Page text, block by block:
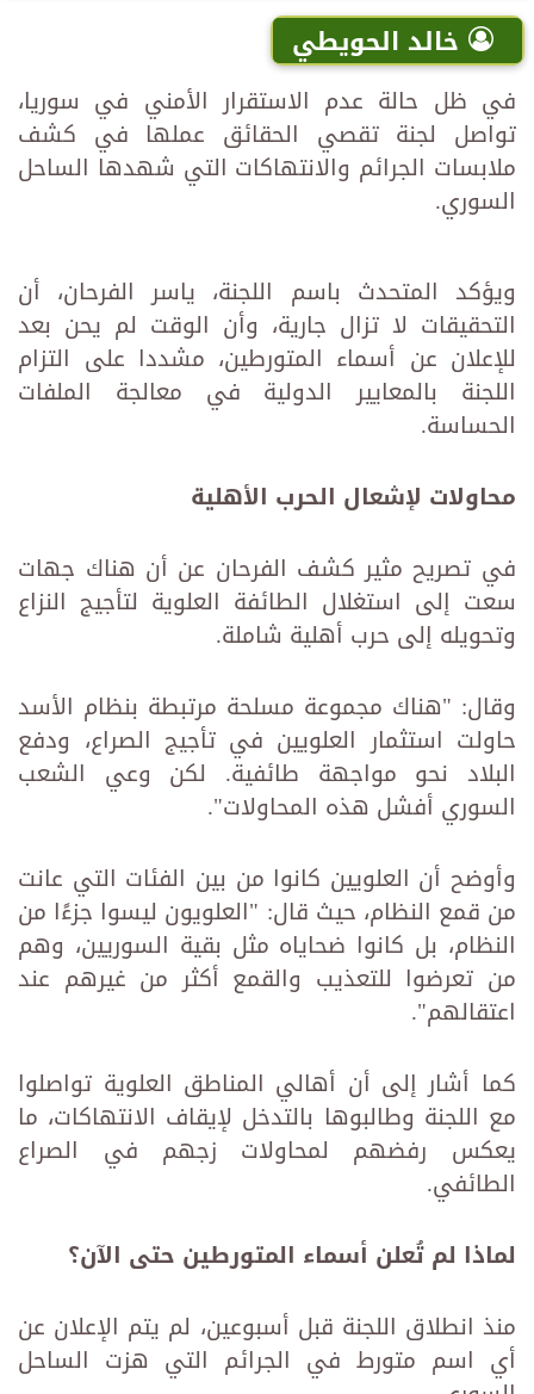
خالد الحويطي
في ظل حالة عدم الاستقرار الأمني في سوريا،
تواصل لجنة تقصي الحقائق عملها في كشف
ملابسات الجرائم والانتهاكات التي شهدها الساحل
السوري.
ويؤكد المتحدث باسم اللجنة، ياسر الفرحان، أن
التحقيقات لا تزال جارية، وأن الوقت لم يحن بعد
للإعلان عن أسماء المتورطين، مشددا على التزام
اللجنة بالمعايير الدولية في معالجة الملفات
الحساسة.
محاولات لإشعال الحرب الأهلية
في تصريح مثير كشف الفرحان عن أن هناك جهات
سعت إلى استغلال الطائفة العلوية لتأجيج النزاع
وتحويله إلى حرب أهلية شاملة.
وقال: "هناك مجموعة مسلحة مرتبطة بنظام الأسد
حاولت استثمار العلويين في تأجيج الصراع، ودفع
البلاد نحو مواجهة طائفية. لكن وعي الشعب
السوري أفشل هذه المحاولات".
وأوضح أن العلويين كانوا من بين الفئات التي عانت
من قمع النظام، حيث قال: "العلويون ليسوا جزءًا من
النظام، بل كانوا ضحاياه مثل بقية السوريين، وهم
من تعرضوا للتعذيب والقمع أكثر من غيرهم عند
اعتقالهم".
كما أشار إلى أن أهالي المناطق العلوية تواصلوا
مع اللجنة وطالبوها بالتدخل لإيقاف الانتهاكات، ما
يعكس رفضهم لمحاولات زجهم في الصراع
الطائفي.
لماذا لم تُعلن أسماء المتورطين حتى الآن؟
منذ انطلاق اللجنة قبل أسبوعين، لم يتم الإعلان عن
أي اسم متورط في الجرائم التي هزت الساحل